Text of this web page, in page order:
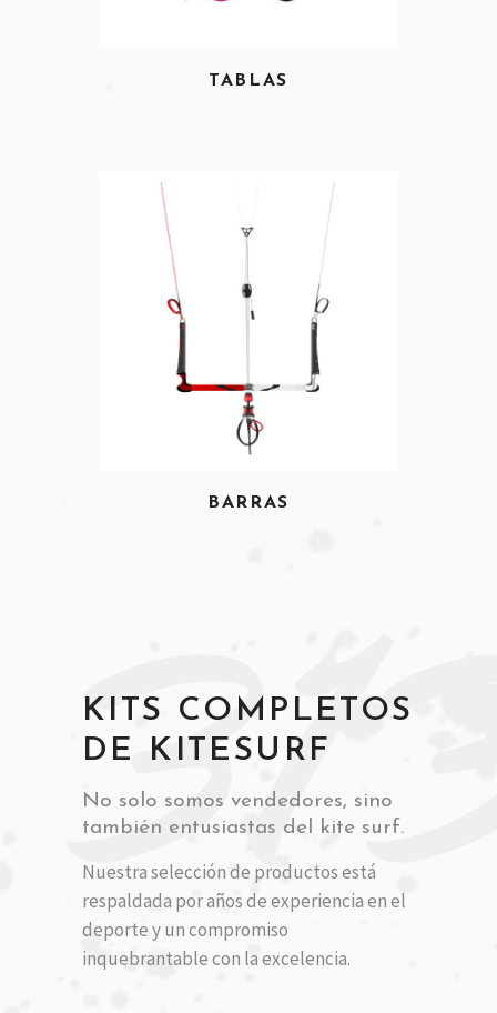
TABLAS
BARRAS
KITS COMPLETOS
DE KITESURF
No solo somos vendedores, sino
también entusiastas del kite surf.
Nuestra selección de productos está
respaldada por años de experiencia en el
deporte y un compromiso
inquebrantable con la excelencia.